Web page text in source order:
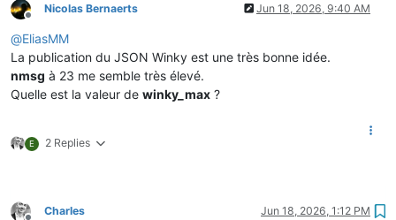
Offline
Nicolas Bernaerts Jun 18, 2026, 9:40 AM
@EliasMM
La publication du JSON Winky est une très bonne idée.
nmsg à 23 me semble très élevé.
Quelle est la valeur de winky_max ?
E 2 Replies
Charles Jun 18, 2026, 1:12 PM